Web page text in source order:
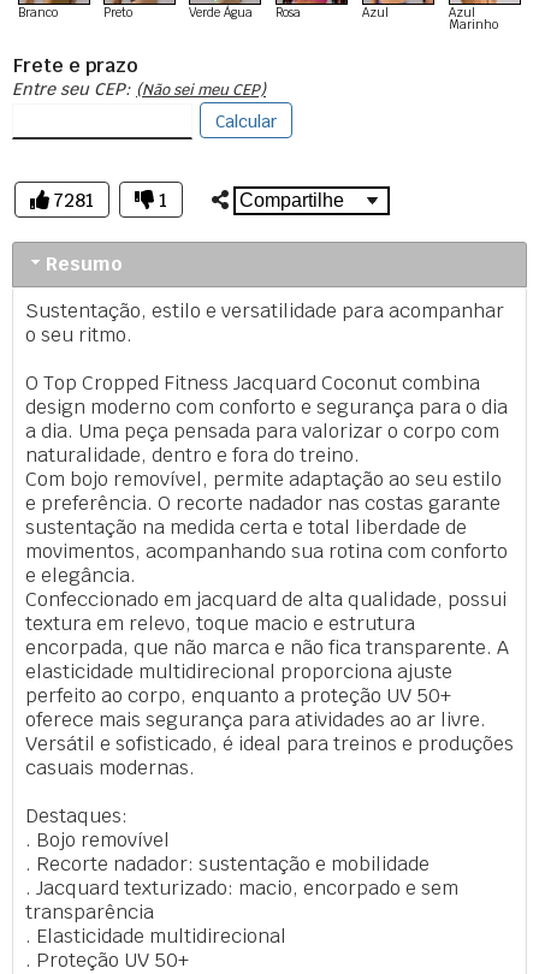
Branco Preto Verde Água Rosa Azul Azul
Marinho
Frete e prazo
Entre seu CEP: (Não sei meu CEP)
Calcular
7281 1
Resumo
Sustentação, estilo e versatilidade para acompanhar
o seu ritmo.
O Top Cropped Fitness Jacquard Coconut combina
design moderno com conforto e segurança para o dia
a dia. Uma peça pensada para valorizar o corpo com
naturalidade, dentro e fora do treino.
Com bojo removível, permite adaptação ao seu estilo
e preferência. O recorte nadador nas costas garante
sustentação na medida certa e total liberdade de
movimentos, acompanhando sua rotina com conforto
e elegância.
Confeccionado em jacquard de alta qualidade, possui
textura em relevo, toque macio e estrutura
encorpada, que não marca e não fica transparente. A
elasticidade multidirecional proporciona ajuste
perfeito ao corpo, enquanto a proteção UV 50+
oferece mais segurança para atividades ao ar livre.
Versátil e sofisticado, é ideal para treinos e produções
casuais modernas.
Destaques:
. Bojo removível
. Recorte nadador: sustentação e mobilidade
. Jacquard texturizado: macio, encorpado e sem
transparência
. Elasticidade multidirecional
. Proteção UV 50+